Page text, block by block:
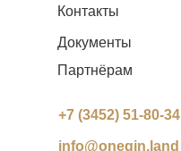
+7 (3452) 51-80-34
info@onegin.land
Контакты
Документы
Партнёрам